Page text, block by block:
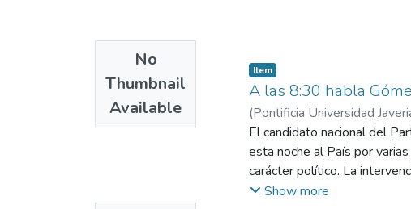
No
Thumbnail
Available
Item
A las 8:30 habla
(Pontificia Universidad
El candidato nacional del
esta noche al País por
carácter político. La
radiodifusoras independientes.
Show more